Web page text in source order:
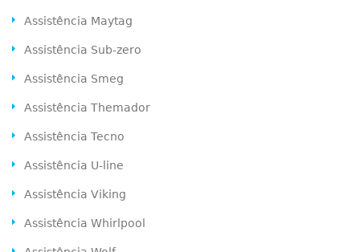
Assistência Maytag
Assistência Sub-zero
Assistência Smeg
Assistência Themador
Assistência Tecno
Assistência U-line
Assistência Viking
Assistência Whirlpool